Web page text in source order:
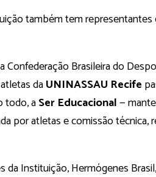
também tem
Confederação Brasileira do
daUNINASSAU Recife
todo, aSer Educacional—
por atletas e comissão técnica,
da Instituição, Hermógenes